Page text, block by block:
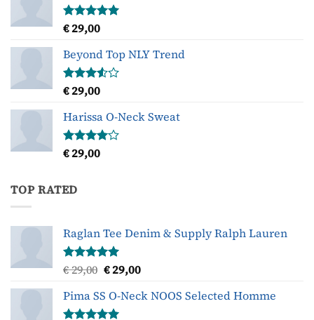
Gewaardeerd
uit 5
€29,00
Beyond Top NLY Trend
Gewaardeerd
uit
5
€29,00
Harissa O-Neck Sweat
Gewaardeerd
uit
€29,00
TOP RATED
Raglan Tee Denim & Supply Ralph Lauren
Gewaardeerd
uit 5
€29,00 Oorspronkelijke
was:
€ 29,00.
€29,00Huidige
is:
Pima SS O-Neck NOOS Selected Homme